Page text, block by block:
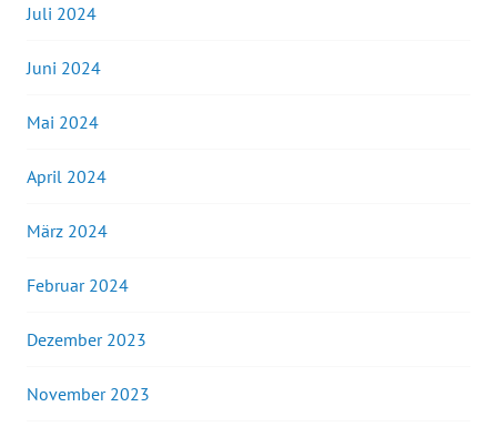
Juli 2024
Juni 2024
Mai 2024
April 2024
März 2024
Februar 2024
Dezember 2023
November 2023